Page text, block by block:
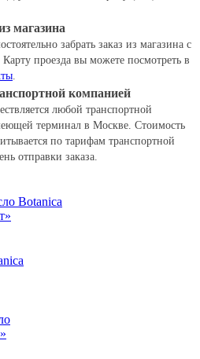
магазина
забрать заказ из магазина с
Карту проезда вы можете посмотреть в
компанией
любой транспортной
терминал в Москве. Стоимость
по тарифам транспортной
отправки заказа.